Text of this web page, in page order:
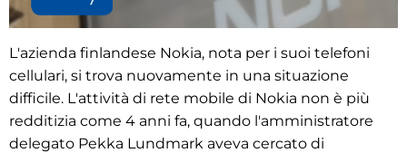
L'azienda finlandese Nokia, nota per i suoi telefoni
cellulari, si trova nuovamente in una situazione
difficile. L'attività di rete mobile di Nokia non è più
redditizia come 4 anni fa, quando l'amministratore
delegato Pekka Lundmark aveva cercato di